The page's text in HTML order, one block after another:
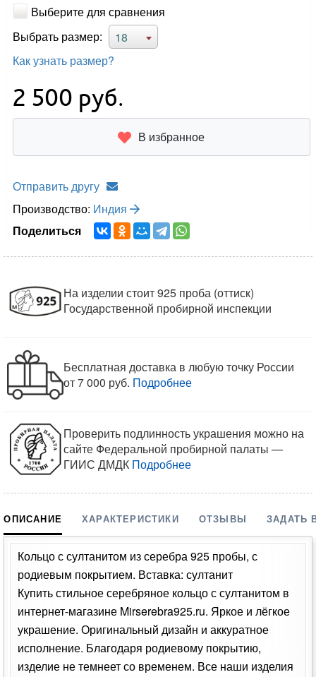
Выберите для сравнения
Выбрать размер:
18
Как узнать размер?
2 500 руб.
В избранное
Отправить другу
Производство: Индия
Поделиться
На изделии стоит 925 проба (оттиск)
Государственной пробирной инспекции
Бесплатная доставка в любую точку России
от 7 000 руб. Подробнее
Проверить подлинность украшения можно на
сайте Федеральной пробирной палаты —
ГИИС ДМДК Подробнее
ОПИСАНИЕ ХАРАКТЕРИСТИКИ ОТЗЫВЫ ЗАДАТЬ
Кольцо с султанитом из серебра 925 пробы, с
родиевым покрытием. Вставка: султанит
Купить стильное серебряное кольцо с султанитом в
интернет-магазине Mirserebra925.ru. Яркое и лёгкое
украшение. Оригинальный дизайн и аккуратное
исполнение. Благодаря родиевому покрытию,
изделие не темнеет со временем. Все наши изделия